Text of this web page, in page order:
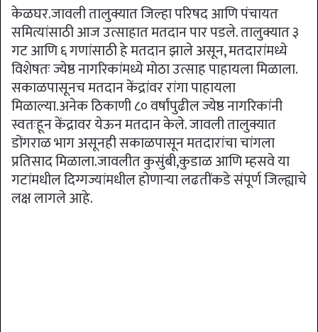
केळघर.जावली तालुक्यात जिल्हा परिषद आणि पंचायत
समित्यांसाठी आज उत्साहात मतदान पार पडले. तालुक्यात ३
गट आणि ६ गणांसाठी हे मतदान झाले असून, मतदारांमध्ये
विशेषतः ज्येष्ठ नागरिकांमध्ये मोठा उत्साह पाहायला मिळाला.
सकाळपासूनच मतदान केंद्रांवर रांगा पाहायला
मिळाल्या.अनेक ठिकाणी ८० वर्षांपुढील ज्येष्ठ नागरिकांनी
स्वतःहून केंद्रावर येऊन मतदान केले. जावली तालुक्यात
डोंगराळ भाग असूनही सकाळपासून मतदारांचा चांगला
प्रतिसाद मिळाला.जावलीत कुसुंबी,कुडाळ आणि म्हसवे या
गटांमधील दिग्गज्यांमधील होणाऱ्या लढतींकडे संपूर्ण जिल्ह्याचे
लक्ष लागले आहे.